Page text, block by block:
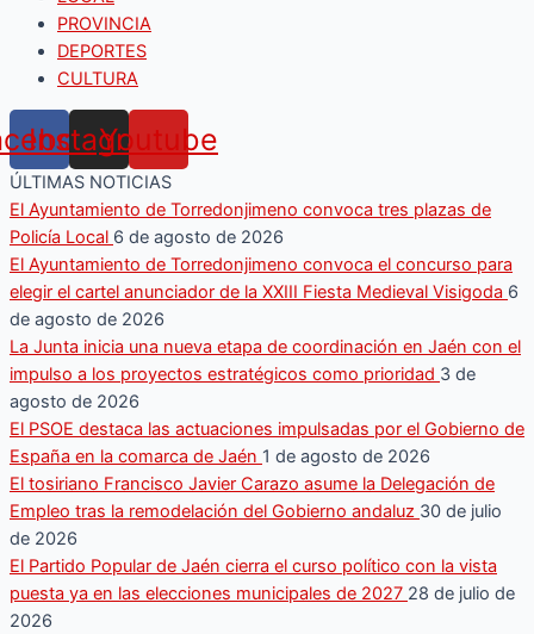
PROVINCIA
DEPORTES
CULTURA
Instagram
Youtube
ÚLTIMAS NOTICIAS
El Ayuntamiento de Torredonjimeno convoca tres plazas de
Policía Local 6 de agosto de 2026
El Ayuntamiento de Torredonjimeno convoca el concurso para
elegir el cartel anunciador de la XXIII Fiesta Medieval Visigoda 6
de agosto de 2026
La Junta inicia una nueva etapa de coordinación en Jaén con el
impulso a los proyectos estratégicos como prioridad 3 de
agosto de 2026
El PSOE destaca las actuaciones impulsadas por el Gobierno de
España en la comarca de Jaén 1 de agosto de 2026
El tosiriano Francisco Javier Carazo asume la Delegación de
Empleo tras la remodelación del Gobierno andaluz 30 de julio
de 2026
El Partido Popular de Jaén cierra el curso político con la vista
puesta ya en las elecciones municipales de 2027 28 de julio de
2026